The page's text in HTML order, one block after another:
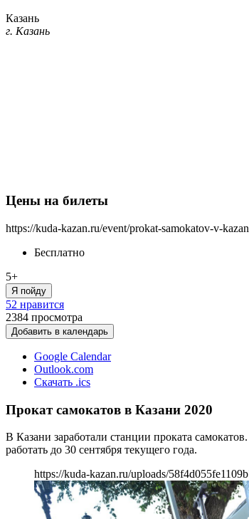
Казань
г. Казань
Цены на билеты
https://kuda-kazan.ru/event/prokat-samokatov-v-
Бесплатно
5+
Я пойду
52 нравится
2384 просмотра
Добавить в календарь
Google Calendar
Outlook.com
Скачать .ics
Прокат самокатов в Казани 2020
В Казани заработали станции проката
работать до 30 сентября текущего года.
https://kuda-kazan.ru/uploads/